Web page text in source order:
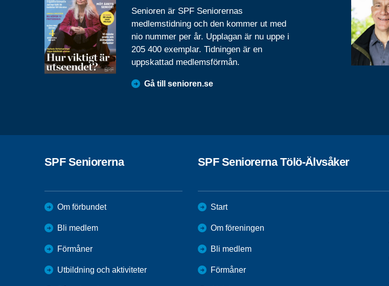
Senioren är SPF Seniorernas
medlemstidning och den kommer ut med
nio nummer per år. Upplagan är nu uppe i
205 400 exemplar. Tidningen är en
uppskattad medlemsförmån.
Gå till senioren.se
SPF Seniorerna
Om förbundet
Bli medlem
Förmåner
Utbildning och aktiviteter
SPF Seniorerna Tölö-Älvsåker
Start
Om föreningen
Bli medlem
Förmåner